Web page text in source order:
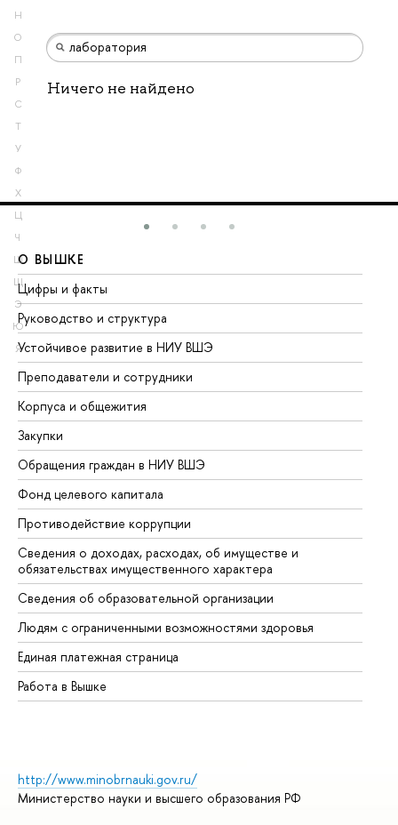
Н
О
П
Р
С
Т
У
Ф
Х
Ц
Ч
Ш
Щ
Э
Ю
Я
Ничего не найдено
О ВЫШКЕ
Цифры и факты
Руководство и структура
Устойчивое развитие в НИУ ВШЭ
Преподаватели и сотрудники
Корпуса и общежития
Закупки
Обращения граждан в НИУ ВШЭ
Фонд целевого капитала
Противодействие коррупции
Сведения о доходах, расходах, об имуществе и
обязательствах имущественного характера
Сведения об образовательной организации
Людям с ограниченными возможностями здоровья
Единая платежная страница
Работа в Вышке
http://www.minobrnauki.gov.ru/
Министерство науки и высшего образования РФ